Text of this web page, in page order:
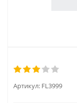
Артикул: FL3999